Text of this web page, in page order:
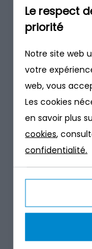
Le respect
priorité
Notre site web
votre
web, vous
Les cookies
en savoir plus
cookies,
confidentialité.
bactérien en
bactéries une
L’aération
permet
épuratoires très